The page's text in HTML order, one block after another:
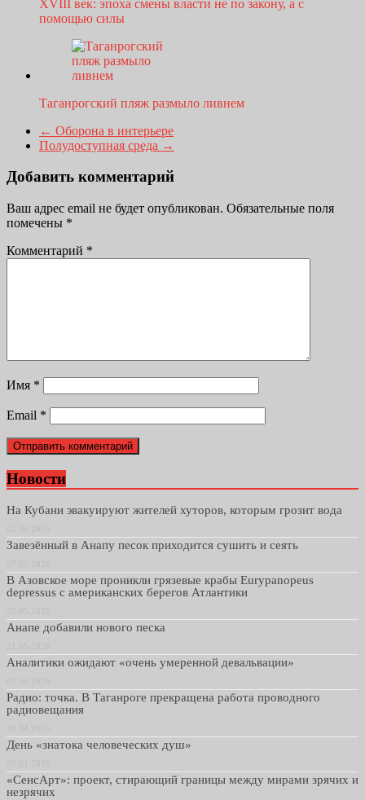
XVIII век: эпоха смены власти не по закону, а с
помощью силы
Таганрогский пляж размыло ливнем
← Оборона в интерьере
Полудоступная среда →
Добавить комментарий
Ваш адрес email не будет опубликован. Обязательные поля
помечены *
Комментарий *
Имя *
Email *
Новости
На Кубани эвакуируют жителей хуторов, которым грозит вода
Завезённый в Анапу песок приходится сушить и сеять
В Азовское море проникли грязевые крабы Eurypanopeus
depressus с американских берегов Атлантики
Анапе добавили нового песка
Аналитики ожидают «очень умеренной девальвации»
Радио: точка. В Таганроге прекращена работа проводного
радиовещания
День «знатока человеческих душ»
«СенсАрт»: проект, стирающий границы между мирами зрячих и
незрячих